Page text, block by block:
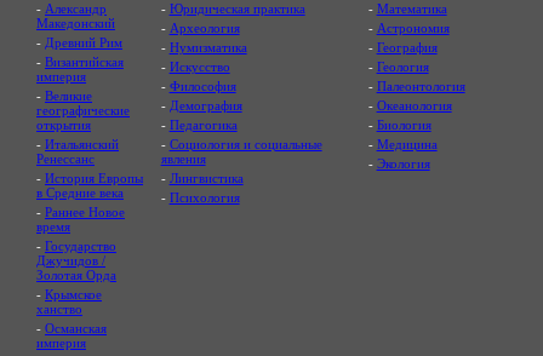
- Александр
Македонский
- Древний Рим
- Византийская
империя
- Великие
географические
открытия
- Итальянский
Ренессанс
- История Европы
в Средние века
- Раннее Новое
время
- Государство
Джучидов /
Золотая Орда
- Крымское
ханство
- Османская
империя
- Юридическая практика
- Археология
- Нумизматика
- Искусство
- Философия
- Демография
- Педагогика
- Социология и социальные
явления
- Лингвистика
- Психология
- Математика
- Астрономия
- География
- Геология
- Палеонтология
- Океанология
- Биология
- Медицина
- Экология